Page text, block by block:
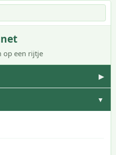
op een rijtje
▶
▼